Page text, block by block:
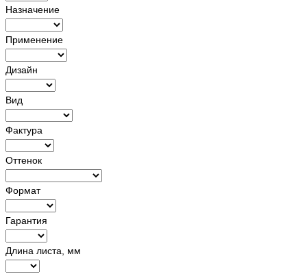
Назначение
Применение
Дизайн
Вид
Фактура
Оттенок
Формат
Гарантия
Длина листа, мм